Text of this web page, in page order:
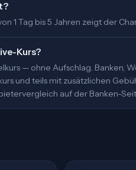
1 Tag bis 5 Jahren zeigt der
Kurs?
— ohne Aufschlag. Banken,
und teils mit zusätzlichen
auf der Banken-